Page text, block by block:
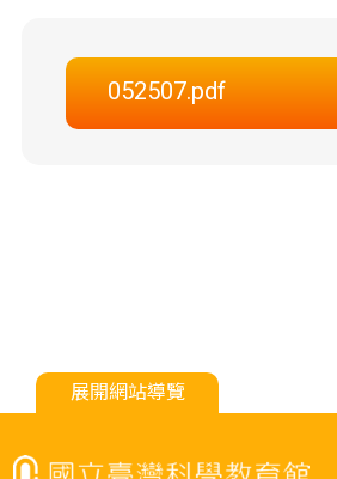
052507.pdf
展開網站導覽